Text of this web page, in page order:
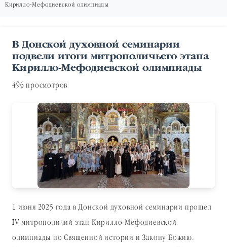
Кирилло-Мефодиевской олимпиады
В Донской духовной семинарии
подвели итоги митрополичьего этапа
Кирилло-Мефодиевской олимпиады
496 просмотров
1 июня 2025 года в Донской духовной семинарии прошел
IV митрополичий этап Кирилло-Мефодиевской
олимпиады по Священной истории и Закону Божию.